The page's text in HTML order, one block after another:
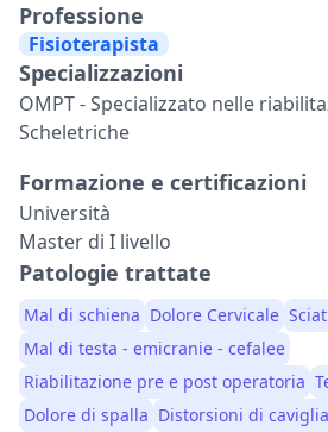
Professione
Fisioterapista
Specializzazioni
OMPT - Specializzato nelle
Scheletriche
Formazione e certificazioni
Università
Master di I livello
Patologie trattate
Mal di schiena Dolore Cervicale
Mal di testa - emicranie - cefalee
Riabilitazione pre e post operatoria
Dolore di spalla Distorsioni di caviglia